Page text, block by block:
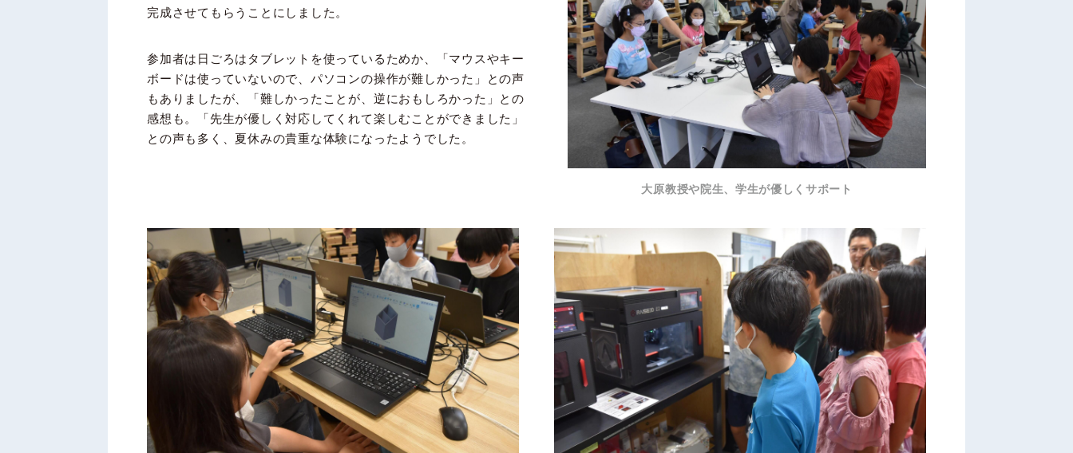
大原教授や院生、学生が優しくサポート
完成させてもらうことにしました。
参加者は日ごろはタブレットを使っているためか、「マウスやキー
ボードは使っていないので、パソコンの操作が難しかった」との声
もありましたが、「難しかったことが、逆におもしろかった」との
感想も。「先生が優しく対応してくれて楽しむことができました」
との声も多く、夏休みの貴重な体験になったようでした。